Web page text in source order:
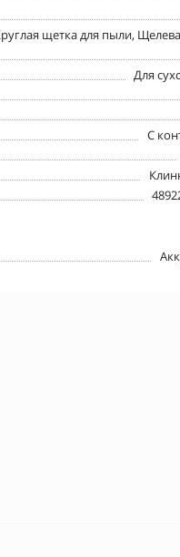
щетка для пыли,
Для
С